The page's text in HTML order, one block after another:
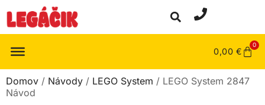
0,00 €
0
Domov / Návody / LEGO System / LEGO System 2847
Návod